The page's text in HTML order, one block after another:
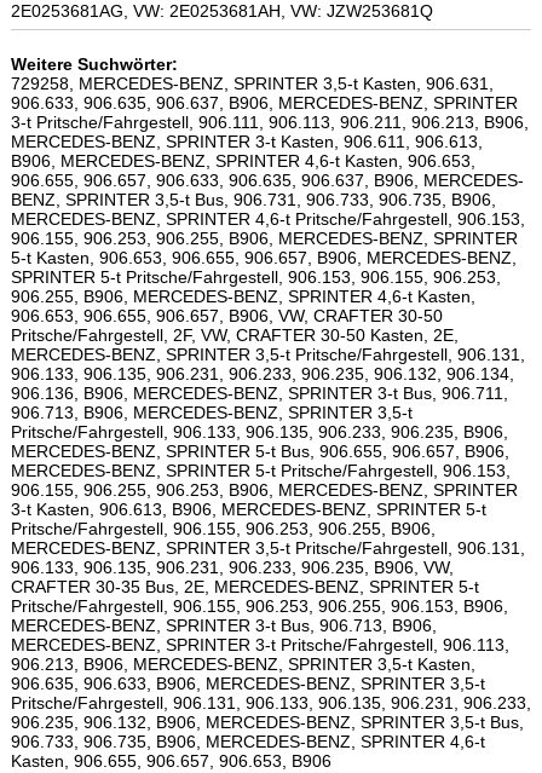
2E0253681AG, VW: 2E0253681AH, VW: JZW253681Q
Weitere Suchwörter:
729258, MERCEDES-BENZ, SPRINTER 3,5-t Kasten, 906.631,
906.633, 906.635, 906.637, B906, MERCEDES-BENZ, SPRINTER
3-t Pritsche/Fahrgestell, 906.111, 906.113, 906.211, 906.213, B906,
MERCEDES-BENZ, SPRINTER 3-t Kasten, 906.611, 906.613,
B906, MERCEDES-BENZ, SPRINTER 4,6-t Kasten, 906.653,
906.655, 906.657, 906.633, 906.635, 906.637, B906, MERCEDES-
BENZ, SPRINTER 3,5-t Bus, 906.731, 906.733, 906.735, B906,
MERCEDES-BENZ, SPRINTER 4,6-t Pritsche/Fahrgestell, 906.153,
906.155, 906.253, 906.255, B906, MERCEDES-BENZ, SPRINTER
5-t Kasten, 906.653, 906.655, 906.657, B906, MERCEDES-BENZ,
SPRINTER 5-t Pritsche/Fahrgestell, 906.153, 906.155, 906.253,
906.255, B906, MERCEDES-BENZ, SPRINTER 4,6-t Kasten,
906.653, 906.655, 906.657, B906, VW, CRAFTER 30-50
Pritsche/Fahrgestell, 2F, VW, CRAFTER 30-50 Kasten, 2E,
MERCEDES-BENZ, SPRINTER 3,5-t Pritsche/Fahrgestell, 906.131,
906.133, 906.135, 906.231, 906.233, 906.235, 906.132, 906.134,
906.136, B906, MERCEDES-BENZ, SPRINTER 3-t Bus, 906.711,
906.713, B906, MERCEDES-BENZ, SPRINTER 3,5-t
Pritsche/Fahrgestell, 906.133, 906.135, 906.233, 906.235, B906,
MERCEDES-BENZ, SPRINTER 5-t Bus, 906.655, 906.657, B906,
MERCEDES-BENZ, SPRINTER 5-t Pritsche/Fahrgestell, 906.153,
906.155, 906.255, 906.253, B906, MERCEDES-BENZ, SPRINTER
3-t Kasten, 906.613, B906, MERCEDES-BENZ, SPRINTER 5-t
Pritsche/Fahrgestell, 906.155, 906.253, 906.255, B906,
MERCEDES-BENZ, SPRINTER 3,5-t Pritsche/Fahrgestell, 906.131,
906.133, 906.135, 906.231, 906.233, 906.235, B906, VW,
CRAFTER 30-35 Bus, 2E, MERCEDES-BENZ, SPRINTER 5-t
Pritsche/Fahrgestell, 906.155, 906.253, 906.255, 906.153, B906,
MERCEDES-BENZ, SPRINTER 3-t Bus, 906.713, B906,
MERCEDES-BENZ, SPRINTER 3-t Pritsche/Fahrgestell, 906.113,
906.213, B906, MERCEDES-BENZ, SPRINTER 3,5-t Kasten,
906.635, 906.633, B906, MERCEDES-BENZ, SPRINTER 3,5-t
Pritsche/Fahrgestell, 906.131, 906.133, 906.135, 906.231, 906.233,
906.235, 906.132, B906, MERCEDES-BENZ, SPRINTER 3,5-t Bus,
906.733, 906.735, B906, MERCEDES-BENZ, SPRINTER 4,6-t
Kasten, 906.655, 906.657, 906.653, B906